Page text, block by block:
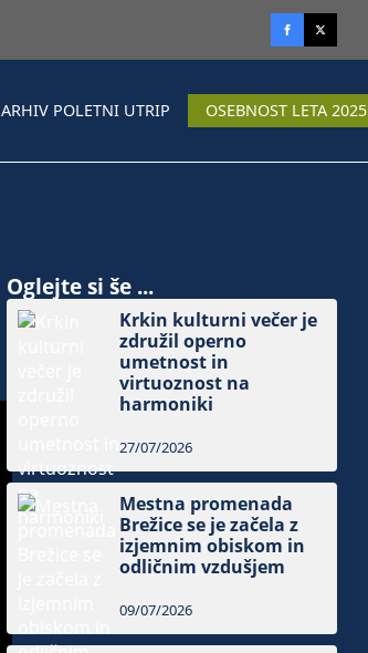
ARHIV POLETNI UTRIP OSEBNOST LETA 2025
Oglejte si še ...
Krkin kulturni večer je
združil operno
umetnost in
virtuoznost na
harmoniki
27/07/2026
Mestna promenada
Brežice se je začela z
izjemnim obiskom in
odličnim vzdušjem
09/07/2026